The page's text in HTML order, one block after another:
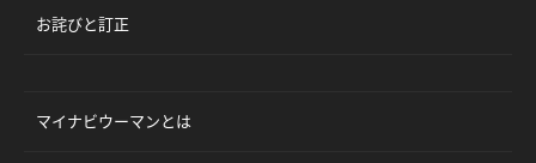
お詫びと訂正
マイナビウーマンとは